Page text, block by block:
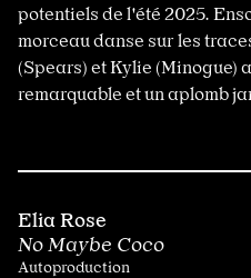
potentiels de l'été 2025.
morceau danse sur les
(Spears) et Kylie (Minogue)
remarquable et un aplomb
Elia Rose
No Maybe Coco
Autoproduction